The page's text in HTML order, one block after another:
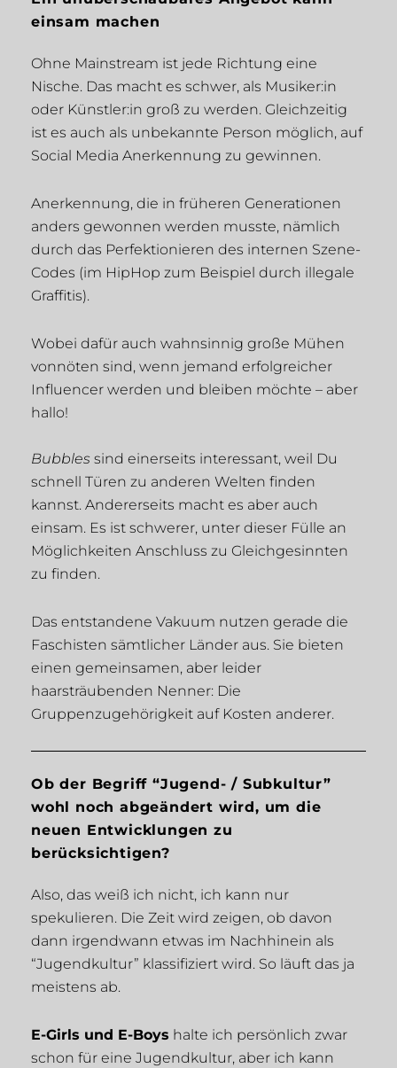
einsam machen
Ohne Mainstream ist jede Richtung eine
Nische. Das macht es schwer, als Musiker:in
oder Künstler:in groß zu werden. Gleichzeitig
ist es auch als unbekannte Person möglich, auf
Social Media Anerkennung zu gewinnen.
Anerkennung, die in früheren Generationen
anders gewonnen werden musste, nämlich
durch das Perfektionieren des internen Szene-
Codes (im HipHop zum Beispiel durch illegale
Graffitis).
Wobei dafür auch wahnsinnig große Mühen
vonnöten sind, wenn jemand erfolgreicher
Influencer werden und bleiben möchte – aber
hallo!
Bubbles sind einerseits interessant, weil Du
schnell Türen zu anderen Welten finden
kannst. Andererseits macht es aber auch
einsam. Es ist schwerer, unter dieser Fülle an
Möglichkeiten Anschluss zu Gleichgesinnten
zu finden.
Das entstandene Vakuum nutzen gerade die
Faschisten sämtlicher Länder aus. Sie bieten
einen gemeinsamen, aber leider
haarsträubenden Nenner: Die
Gruppenzugehörigkeit auf Kosten anderer.
Ob der Begriff “Jugend- / Subkultur”
wohl noch abgeändert wird, um die
neuen Entwicklungen zu
berücksichtigen?
Also, das weiß ich nicht, ich kann nur
spekulieren. Die Zeit wird zeigen, ob davon
dann irgendwann etwas im Nachhinein als
“Jugendkultur” klassifiziert wird. So läuft das ja
meistens ab.
E-Girls und E-Boys halte ich persönlich zwar
schon für eine Jugendkultur, aber ich kann